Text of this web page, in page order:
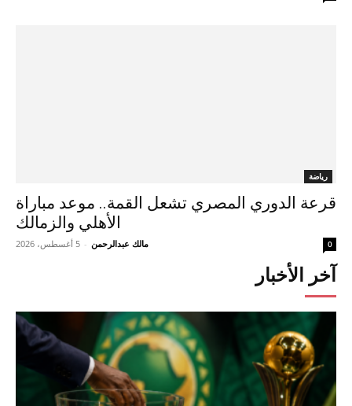
رياضة
قرعة الدوري المصري تشعل القمة.. موعد مباراة
الأهلي والزمالك
مالك عبدالرحمن - 5 أغسطس، 2026 0
آخر الأخبار